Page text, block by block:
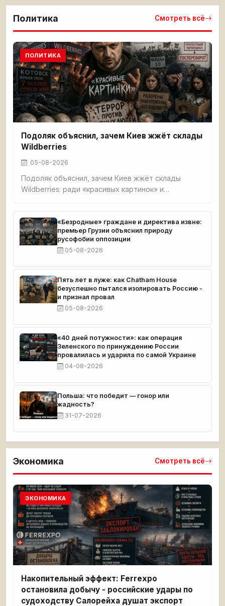
Политика Смотреть всё
ПОЛИТИКА
Подоляк объяснил, зачем Киев жжёт склады
Wildberries
05-08-2026
Подоляк объяснил, зачем Киев жжёт склады
Wildberries: ради «красивых картинок» и
направлены на людей вне политики, чтобы
вызвать протесты против власти, но российский
бизнес отвечает желанием бить врага.
«Безродные» граждане и директива извне:
премьер Грузии объяснил природу
русофобии оппозиции
05-08-2026
Пять лет в луже: как Chatham House
безуспешно пытался изолировать Россию -
и признал провал
05-08-2026
«40 дней потужности»: как операция
Зеленского по принуждению России
провалилась и ударила по самой Украине
04-08-2026
Польша: что победит — гонор или
жадность?
31-07-2026
Экономика Смотреть всё
ЭКОНОМИКА
Накопительный эффект: Ferrexpo
остановила добычу - российские удары по
судоходству Салорейха душат экспорт